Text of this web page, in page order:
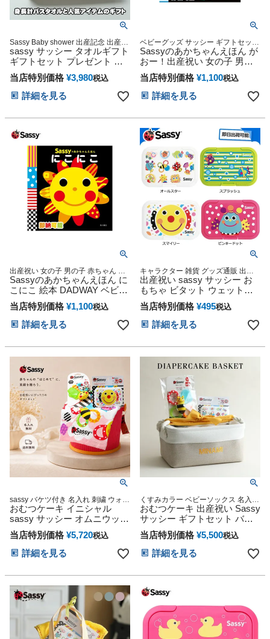
Sassy Baby shower 出産記念 出産グ
ッズ マタニティ 妊婦ママ 御出産祝
い 妊娠祝い 誕生日祝い ハーフバー
スデー
sassy サッシー タオルギフト
ギフトセット プレゼント 女
の子 男の子 赤ちゃん 身長計
バスタオル
当店特別価格 ¥3,980税込
詳細を見る
ベビーグッズ サッシー ギフトセット
カラフル 知育 プレゼント 専門
Sassyのあかちゃんえほん が
おー！出産祝い 女の子 男の
子 赤ちゃん 絵本 DADWAY
当店特別価格 ¥1,100税込
詳細を見る
出産祝い 女の子 男の子 赤ちゃん ギ
フトセット カラフル 知育 プレゼン
ト 専門
Sassyのあかちゃんえほん に
こにこ 絵本 DADWAY ベビー
グッズ サッシー
当店特別価格 ¥1,100税込
詳細を見る
キャラクター 雑貨 グッズ通販 出産
記念 出産祝い 小物 出産記念
出産祝い sassy サッシー お
もちゃ ビタット ウェットシ
ート おしりふきのふた プレ
ゼント 男の子 女の子 ギフト
キャラクター 豪華 インスタ
当店特別価格 ¥495税込
詳細を見る
sassy バケツ付き 名入れ 刺繍 ウォッ
シュタオル 歯固め おもちゃ付 出産
祝い 妊娠祝い プレゼント
おむつケーキ イニシャル
sassy サッシー オムニウッテ
ィ 出産祝い ラルフローレン
ベビーソックス はらぺこあお
むし くまのがっこう バケツ
男の子 女の子 赤ちゃん
当店特別価格 ¥5,720税込
詳細を見る
くすみカラー ベビーソックス 名入れ
刺繍 御出産祝い 誕生日祝い
おむつケーキ 出産祝い Sassy
サッシー ギフトセット バス
ケット ボックス ストッカー
ケース イニシャル 男の子 女
の子 赤ちゃん 名入れ 刺繍 名
前入り くすみカラー ひな祭
当店特別価格 ¥5,500税込
詳細を見る